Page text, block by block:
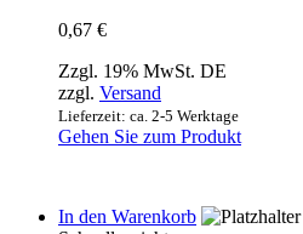
0,67 €
Zzgl. 19% MwSt. DE
zzgl. Versand
Lieferzeit: ca. 2-5 Werktage
Gehen Sie zum Produkt
In den Warenkorb